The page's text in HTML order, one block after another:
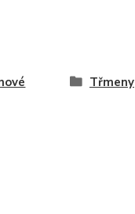
Třmeny